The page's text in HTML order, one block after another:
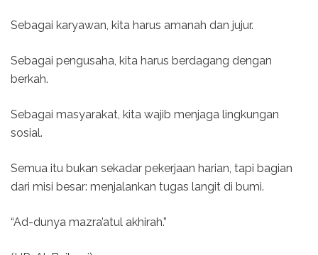
Sebagai karyawan, kita harus amanah dan jujur.
Sebagai pengusaha, kita harus berdagang dengan
berkah.
Sebagai masyarakat, kita wajib menjaga lingkungan
sosial.
Semua itu bukan sekadar pekerjaan harian, tapi bagian
dari misi besar: menjalankan tugas langit di bumi.
“Ad-dunya mazra’atul akhirah.”